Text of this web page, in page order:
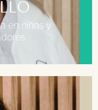
en niños y